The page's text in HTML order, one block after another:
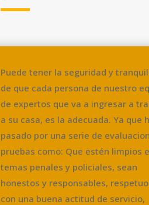
Puede tener la seguridad y
de que cada persona de nuestro
de expertos que va a ingresar a
a su casa, es la adecuada. Ya que
pasado por una serie de
pruebas como: Que estén limpios
temas penales y policiales, sean
honestos y responsables,
con una buena actitud de servicio,